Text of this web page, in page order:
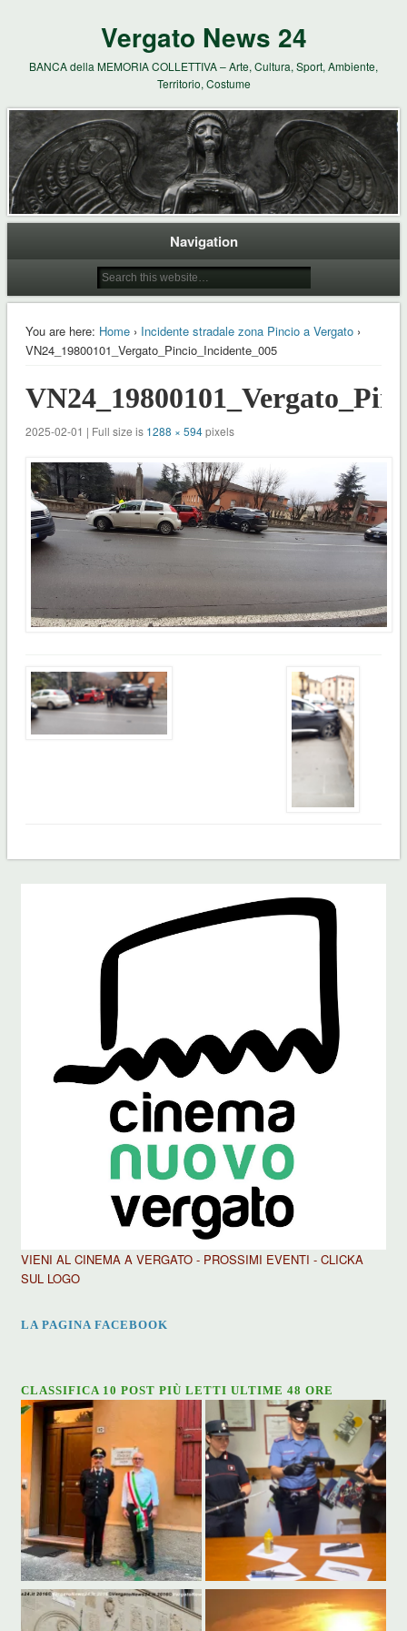
Vergato News 24
BANCA della MEMORIA COLLETTIVA – Arte, Cultura, Sport, Ambiente,
Territorio, Costume
Navigation
You are here: Home› Incidente stradale zona Pincio a Vergato›
VN24_19800101_Vergato_Pincio_Incidente_005
2025-02-01 | Full size is 1288 × 594pixels
VIENI AL CINEMA A VERGATO - PROSSIMI EVENTI - CLICKA
SUL LOGO
LA PAGINA FACEBOOK
CLASSIFICA 10 POST PIÙ LETTI ULTIME 48 ORE